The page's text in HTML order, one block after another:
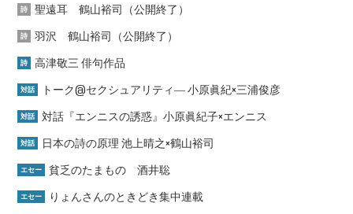
詩 聖遠耳 鶴山裕司（公開終了）
詩 羽沢 鶴山裕司（公開終了）
詩 高津敬三 俳句作品
対話 トーク@セクシュアリティ― 小原眞紀×三浦俊彦
対話 対話『エンニスの誘惑』小原眞紀子×エンニス
対話 日本の詩の原理 池上晴之×鶴山裕司
エセー 貧乏のたまもの 酒井聡
エセー りょんさんのときどき集中連載